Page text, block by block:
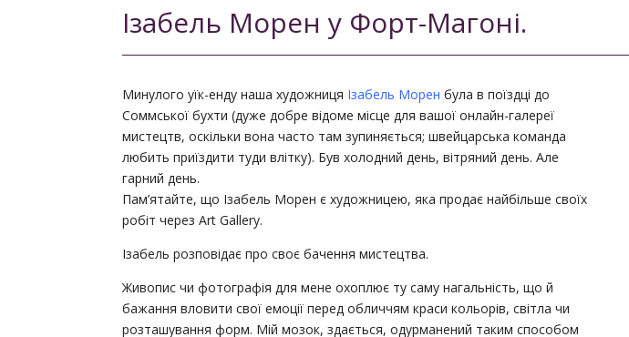
Ізабель Морен у Форт-Магоні.
Минулого уїк-енду наша художниця Ізабель Морен була в поїздці до
Соммської бухти (дуже добре відоме місце для вашої онлайн-галереї
мистецтв, оскільки вона часто там зупиняється; швейцарська команда
любить приїздити туди влітку). Був холодний день, вітряний день. Але
гарний день.
Пам’ятайте, що Ізабель Морен є художницею, яка продає найбільше своїх
робіт через Art Gallery.
Ізабель розповідає про своє бачення мистецтва.
Живопис чи фотографія для мене охоплює ту саму нагальність, що й
бажання вловити свої емоції перед обличчям краси кольорів, світла чи
розташування форм. Мій мозок, здається, одурманений таким способом